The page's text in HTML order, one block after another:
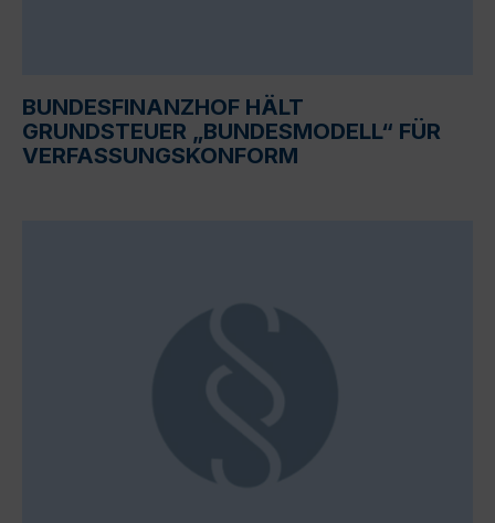
BUNDESFINANZHOF HÄLT
GRUNDSTEUER „BUNDESMODELL“ FÜR
VERFASSUNGSKONFORM